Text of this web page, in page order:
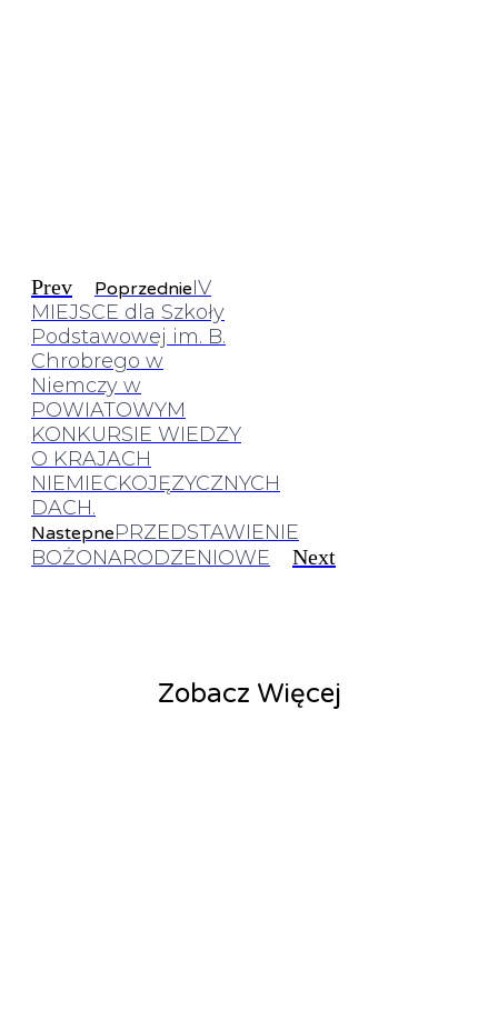
Prev PoprzednieIV
MIEJSCE dla Szkoły
Podstawowej im. B.
Chrobrego w
Niemczy w
POWIATOWYM
KONKURSIE WIEDZY
O KRAJACH
NIEMIECKOJĘZYCZNYCH
DACH.
NastepnePRZEDSTAWIENIE
BOŻONARODZENIOWE
Next
Zobacz Więcej